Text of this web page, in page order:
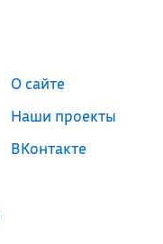
О сайте
Наши проекты
ВКонтакте